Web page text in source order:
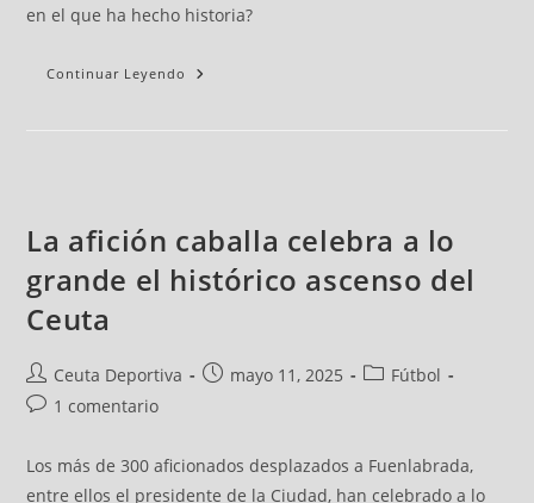
en el que ha hecho historia?
Continuar Leyendo
La afición caballa celebra a lo
grande el histórico ascenso del
Ceuta
Ceuta Deportiva mayo 11, 2025
Fútbol
1 comentario
Los más de 300 aficionados desplazados a Fuenlabrada,
entre ellos el presidente de la Ciudad, han celebrado a lo